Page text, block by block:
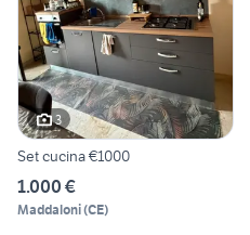
3
Set cucina €1000
1.000 €
Maddaloni(CE)